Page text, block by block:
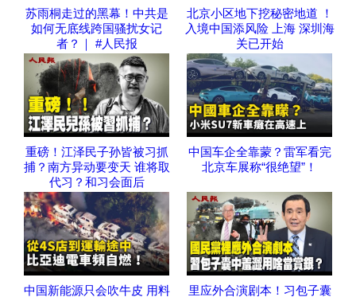
苏雨桐走过的黑幕！中共是
如何无底线跨国骚扰女记
者？｜ #人民报
北京小区地下挖秘密地道 ！
入境中国添风险 上海 深圳海
关已开始
重磅！江泽民子孙皆被习抓
捕？南方异动要变天 谁将取
代习？和习会面后
中国车企全靠蒙？雷军看完
北京车展称“很绝望”！
中国新能源只会吹牛皮 用料 里应外合演剧本！习包子囊